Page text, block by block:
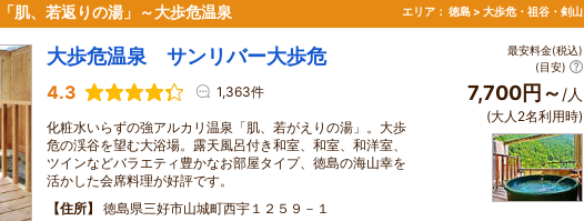
肌、若返りの湯」～大歩危温泉 エリア： 徳島 > 大歩危・祖谷・剣山
大歩危温泉 サンリバー大歩危
4.3 1,363件
化粧水いらずの強アルカリ温泉「肌、若がえりの湯」。大歩
危の渓谷を望む大浴場。露天風呂付き和室、和室、和洋室、
ツインなどバラエティ豊かなお部屋タイプ、徳島の海山幸を
活かした会席料理が好評です。
住所
徳島県三好市山城町西宇１２５９－１
最安料金(税込)
(目安)
7,700円～ /人
(大人2名利用時)